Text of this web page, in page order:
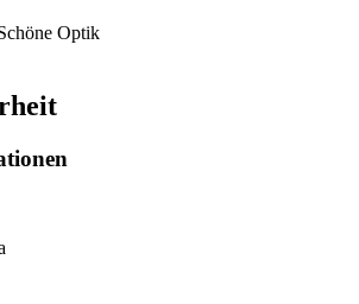
Optik